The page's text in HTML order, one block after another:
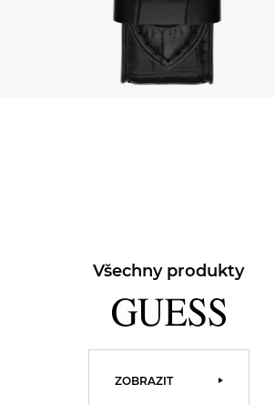
Všechny produkty
ZOBRAZIT